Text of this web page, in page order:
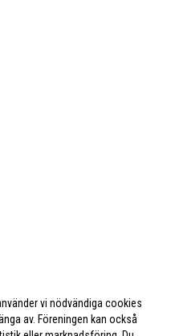
vi nödvändiga cookies
av. Föreningen kan också